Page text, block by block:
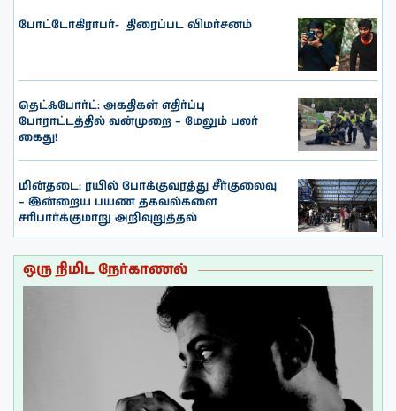
போட்டோகிராபர்- ‌ திரைப்பட விமர்சனம்
தெட்ஃபோர்ட்: அகதிகள் எதிர்ப்பு
போராட்டத்தில் வன்முறை – மேலும் பலர்
கைது!
மின்தடை: ரயில் போக்குவரத்து சீர்குலைவு
– இன்றைய பயண தகவல்களை
சரிபார்க்குமாறு அறிவுறுத்தல்
ஒரு நிமிட நேர்காணல்